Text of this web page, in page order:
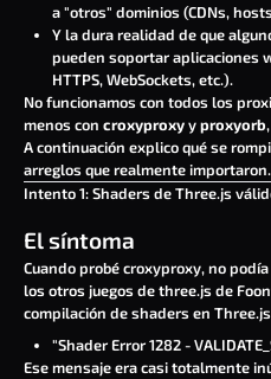
a "otros" dominios (CDNs,
Y la dura realidad de que
pueden soportar aplicaciones
HTTPS, WebSockets, etc.).
No funcionamos con todos los
menos con croxyproxyyproxyorb
A continuación explico qué se
arreglos que realmente importaron.
Intento 1: Shaders de Three.js
El síntoma
Cuando probé croxyproxy, no podía
losotros juegos dethree.jsde
compilación de shaders en
"Shader Error 1282 -
Ese mensaje era casi totalmente